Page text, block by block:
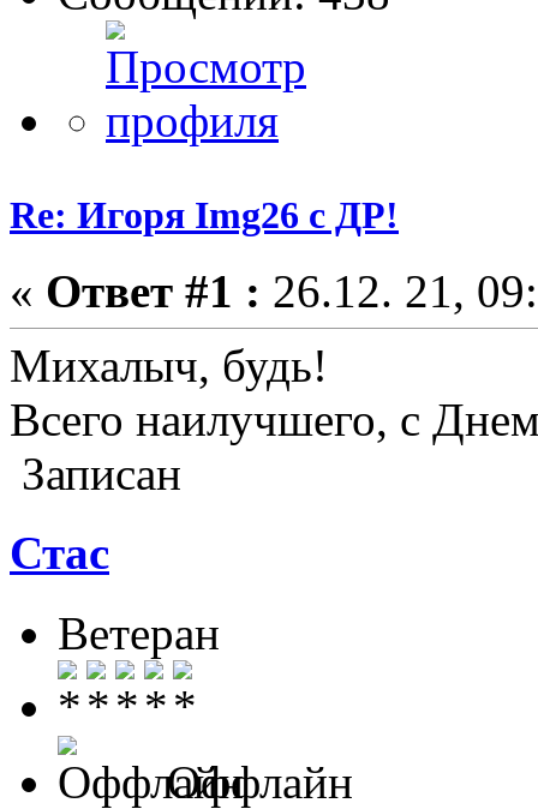
Re: Игоря Img26 с ДР!
« Ответ #1 : 26.12. 21,
Михалыч, будь!
Всего наилучшего, с
Записан
Стас
Ветеран
Оффлайн